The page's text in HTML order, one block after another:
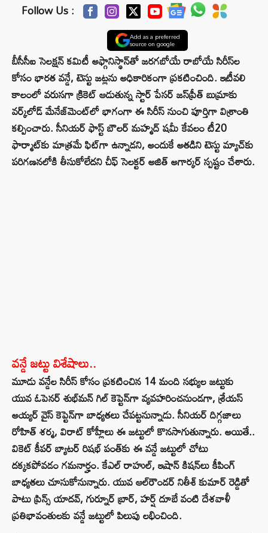
Follow Us :
Add as a preferred
source on google
బీసీసీఐ సెలక్షన్ కమిటీ అఫ్గానిస్థాన్‌తో జరగబోయే రాబోయే సిరీస్‌ల
కోసం భారత వన్డే, టెస్టు జట్లను అధికారికంగా ప్రకటించింది. ఇటీవలి
కాలంలో వరుసగా క్రికెట్ ఆడుతున్న స్టార్ పేసర్ జస్‌ప్రీత్ బుమ్రాకు
వర్క్‌లోడ్ మేనేజ్‌మెంట్‌లో భాగంగా ఈ సిరీస్ నుంచి పూర్తిగా విశ్రాంతి
కల్పించారు. సీనియర్ ఫాస్ట్ బౌలర్ మహ్మద్ షమీ కేవలం టీ20
ఫార్మాట్‌కు మాత్రమే ఫిట్‌గా ఉన్నాడని, అందుకే అతడిని టెస్టు మ్యాచ్‌కు
పరిగణనలోకి తీసుకోలేదని చీఫ్ సెలక్టర్ అజిత్ అగార్కర్ స్పష్టం చేశారు.
వన్డే జట్టు విశేషాలు..
మూడు వన్డేల సిరీస్ కోసం ప్రకటించిన 14 మంది సభ్యుల జట్టుకు
యువ ఓపెనర్ శుభ్‌మన్ గిల్ కెప్టెన్‌గా వ్యవహరించనుండగా, శ్రేయస్
అయ్యర్ వైస్ కెప్టెన్‌గా బాధ్యతలు చేపట్టనున్నాడు. సీనియర్ దిగ్గజాలు
రోహిత్ శర్మ, విరాట్ కోహ్లీలు ఈ జట్టులో కొనసాగుతున్నారు. అయితే..
వికెట్ కీపర్ బ్యాటర్ రిషభ్ పంత్‌కు ఈ వన్డే జట్టులో చోటు
దక్కకపోవడం గమనార్హం. కేఎల్ రాహుల్, ఇషాన్ కిషన్‌లు కీపింగ్
బాధ్యతలు చూసుకోనున్నారు. యువ ఆల్‌రౌండర్ నితీశ్ కుమార్ రెడ్డితో
పాటు ప్రిన్స్ యాదవ్, గుర్నూర్ బ్రార్, హర్ష్ దూబే వంటి దేశవాళీ
ప్రతిభావంతులకు వన్డే జట్టులో పిలుపు లభించింది.